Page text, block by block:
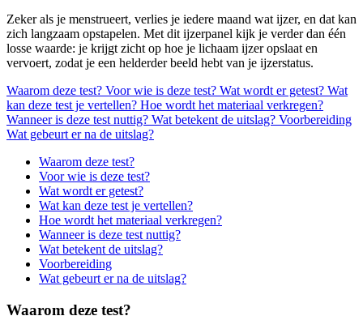
Zeker als je menstrueert, verlies je iedere maand wat ijzer, en dat kan
zich langzaam opstapelen. Met dit ijzerpanel kijk je verder dan één
losse waarde: je krijgt zicht op hoe je lichaam ijzer opslaat en
vervoert, zodat je een helderder beeld hebt van je ijzerstatus.
Waarom deze test? Voor wie is deze test? Wat wordt er getest? Wat
kan deze test je vertellen? Hoe wordt het materiaal verkregen?
Wanneer is deze test nuttig? Wat betekent de uitslag? Voorbereiding
Wat gebeurt er na de uitslag?
Waarom deze test?
Voor wie is deze test?
Wat wordt er getest?
Wat kan deze test je vertellen?
Hoe wordt het materiaal verkregen?
Wanneer is deze test nuttig?
Wat betekent de uitslag?
Voorbereiding
Wat gebeurt er na de uitslag?
Waarom deze test?